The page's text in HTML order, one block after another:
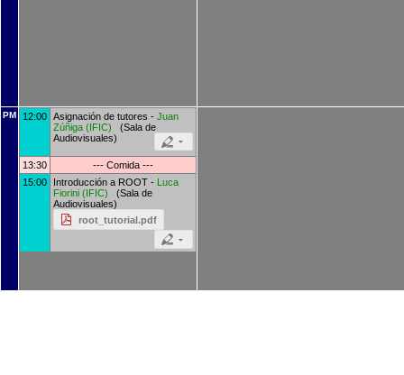
PM 12:00 Asignación de tutores - Juan
Zúñiga (IFIC) (Sala de
Audiovisuales)
13:30
--- Comida ---
15:00
Introducción a ROOT - Luca
Fiorini (IFIC) (Sala de
Audiovisuales)
root_tutorial.pdf